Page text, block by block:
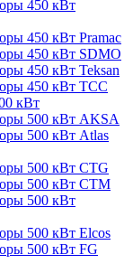
450 кВт
450 кВт Pramac
450 кВт SDMO
450 кВт Teksan
450 кВт ТСС
кВт
500 кВт AKSA
500 кВт Atlas
500 кВт CTG
500 кВт CTM
500 кВт
500 кВт Elcos
500 кВт FG